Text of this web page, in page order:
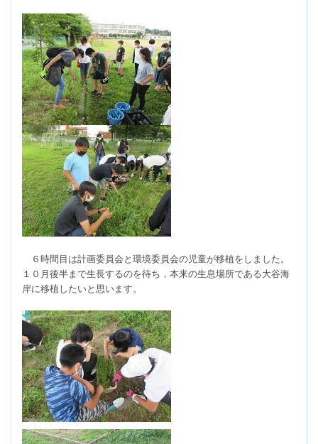
６時間目は計画委員会と環境委員会の児童が移植をしました。
１０月後半まで生長するのを待ち，本来の生息場所である大谷海
岸に移植したいと思います。